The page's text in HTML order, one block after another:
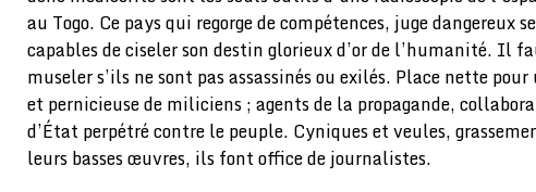
au Togo. Ce pays qui regorge de compétences, juge dangereux
capables de ciseler son destin glorieux d’or de l’humanité. Il
museler s’ils ne sont pas assassinés ou exilés. Place nette pour
et pernicieuse de miliciens ; agents de la propagande,
d’État perpétré contre le peuple. Cyniques et veules,
leurs basses œuvres, ils font office de journalistes.